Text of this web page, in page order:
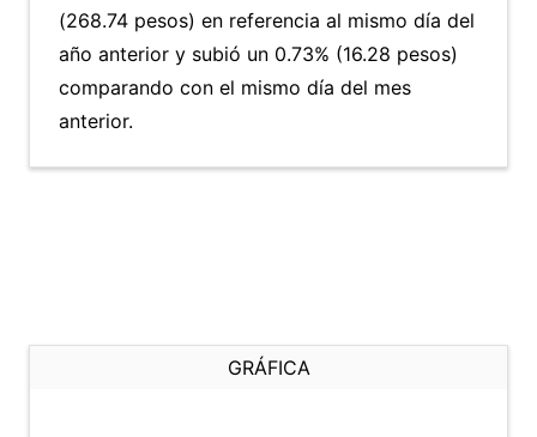
(268.74 pesos) en referencia al mismo día del
año anterior y subió un 0.73% (16.28 pesos)
comparando con el mismo día del mes
anterior.
GRÁFICA